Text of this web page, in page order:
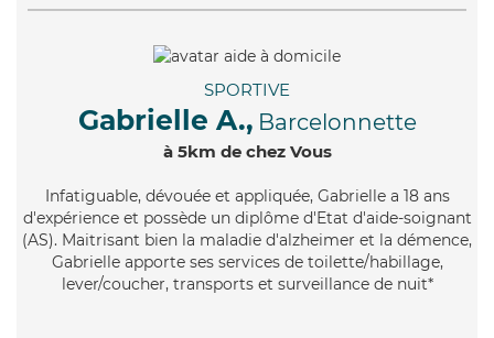
SPORTIVE
Gabrielle A., Barcelonnette
à 5km de chez Vous
Infatiguable, dévouée et appliquée, Gabrielle a 18 ans
d'expérience et possède un diplôme d'Etat d'aide-soignant
(AS). Maitrisant bien la maladie d'alzheimer et la démence,
Gabrielle apporte ses services de toilette/habillage,
lever/coucher, transports et surveillance de nuit*